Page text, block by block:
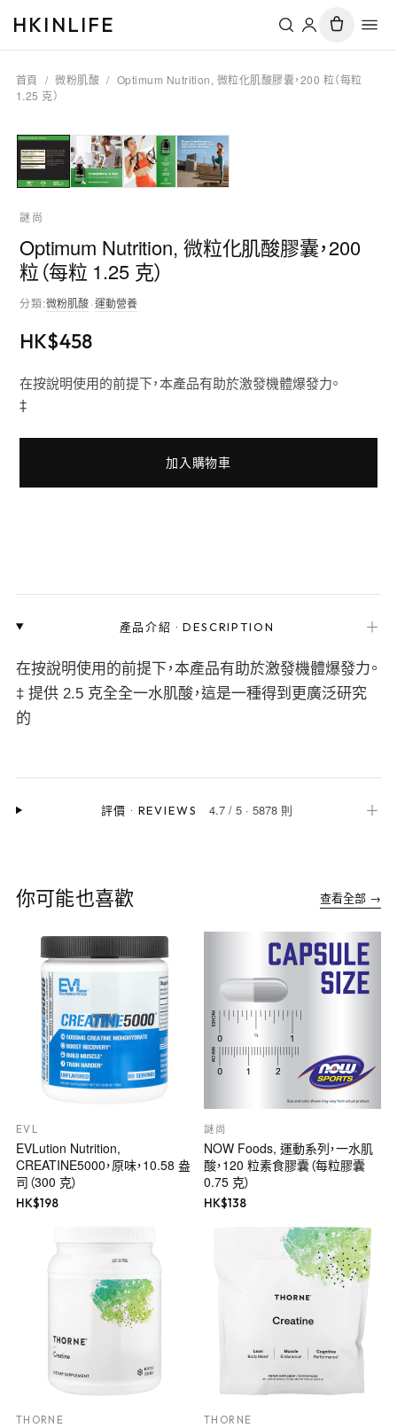
HKINLIFE
首頁 / 微粉肌酸 / Optimum Nutrition, 微粒化肌酸膠囊，200 粒（每粒
1.25 克）
謎尚
Optimum Nutrition, 微粒化肌酸膠囊，200
粒（每粒 1.25 克）
分類:微粉肌酸·運動營養
HK$458
在按說明使用的前提下，本產品有助於激發機體爆發力。
‡
加入購物車
產品介紹 ·DESCRIPTION ＋
在按說明使用的前提下，本產品有助於激發機體爆發力。
‡ 提供 2.5 克全全一水肌酸，這是一種得到更廣泛研究
的
評價 · REVIEWS 4.7 /5 ·5878 則 ＋
你可能也喜歡 查看全部 →
EVL
EVLution Nutrition,
CREATINE5000，原味，10.58 盎
司（300 克）
HK$198
謎尚
NOW Foods, 運動系列，一水肌
酸，120 粒素食膠囊（每粒膠囊
0.75 克）
HK$138
THORNE THORNE